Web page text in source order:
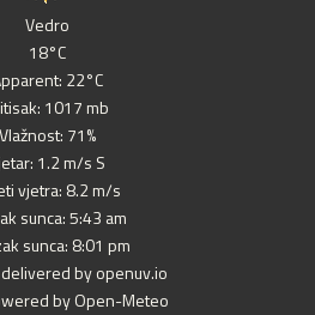
Vedro
18°C
22°C
1017 mb
Vlažnost: 71%
1.2 m/s S
vjetra: 8.2 m/s
sunca: 5:43 am
sunca: 8:01 pm
delivered by openuv.io
by Open-Meteo